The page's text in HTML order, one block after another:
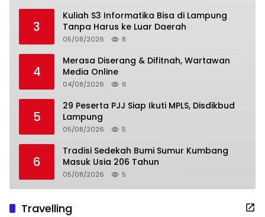
3
Kuliah S3 Informatika Bisa di Lampung
Tanpa Harus ke Luar Daerah
05/08/2026 8
4
Merasa Diserang & Difitnah, Wartawan
Media Online
04/08/2026 6
5
29 Peserta PJJ Siap Ikuti MPLS, Disdikbud
Lampung
05/08/2026 5
6
Tradisi Sedekah Bumi Sumur Kumbang
Masuk Usia 206 Tahun
05/08/2026 5
Travelling